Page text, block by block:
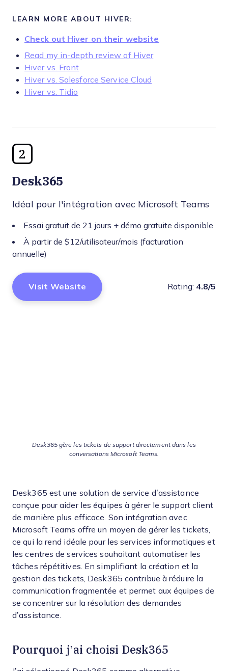
LEARN MORE ABOUT HIVER:
Check out Hiver on their website
Read my in-depth review of Hiver
Hiver vs. Front
Hiver vs. Salesforce Service Cloud
Hiver vs. Tidio
2
Desk365
Idéal pour l'intégration avec Microsoft Teams
Essai gratuit de 21 jours + démo gratuite disponible
À partir de $12/utilisateur/mois (facturation
annuelle)
Visit Website Rating: 4.8/5
Desk365 gère les tickets de support directement dans les
conversations Microsoft Teams.
Desk365 est une solution de service d’assistance
conçue pour aider les équipes à gérer le support client
de manière plus efficace. Son intégration avec
Microsoft Teams offre un moyen de gérer les tickets,
ce qui la rend idéale pour les services informatiques et
les centres de services souhaitant automatiser les
tâches répétitives. En simplifiant la création et la
gestion des tickets, Desk365 contribue à réduire la
communication fragmentée et permet aux équipes de
se concentrer sur la résolution des demandes
d’assistance.
Pourquoi j’ai choisi Desk365